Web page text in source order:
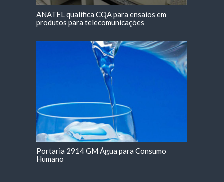
ANATEL qualifica CQA para ensaios em
produtos para telecomunicações
Portaria 2914 GM Água para Consumo
Humano